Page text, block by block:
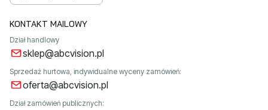
KONTAKT MAILOWY
Dział handlowy
sklep@abcvision.pl
Sprzedaż hurtowa, indywidualne wyceny zamówień:
oferta@abcvision.pl
Dział zamówień publicznych: